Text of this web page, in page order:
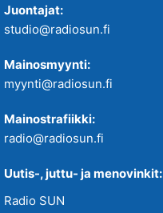
Juontajat:
studio@radiosun.fi
Mainosmyynti:
myynti@radiosun.fi
Mainostrafiikki:
radio@radiosun.fi
Uutis-, juttu- ja menovinkit:
Radio SUN